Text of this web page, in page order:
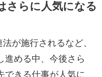
さらに人気になる
が施行されるなど、
進める中、今後さら
できる仕事が人気に